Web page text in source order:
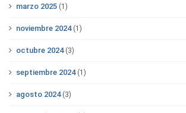
marzo 2025 (1)
noviembre 2024(1)
octubre 2024(3)
septiembre 2024(1)
agosto 2024(3)